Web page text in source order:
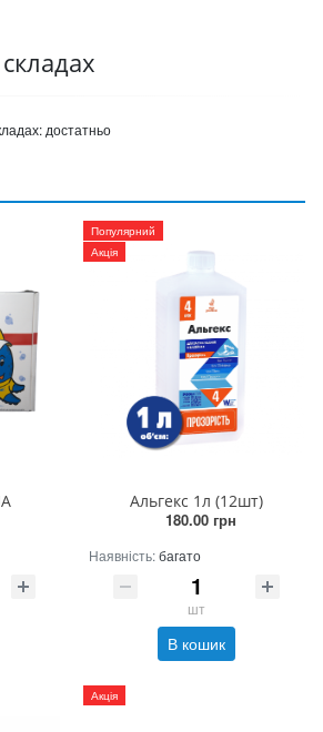
достатньо
Популярний
Акція
Альгекс 1л (12шт)
180.00 грн
Наявність:багато
шт
В кошик
Акція